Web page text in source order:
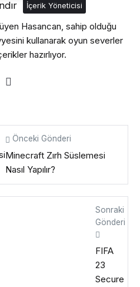
İçerik Yöneticisi
Hasancan, sahip olduğu
kullanarak oyun severler
hazırlıyor.
Önceki Gönderi
Minecraft Zırh Süslemesi
Nasıl Yapılır?
Sonraki
Gönderi
FIFA
23
Secure